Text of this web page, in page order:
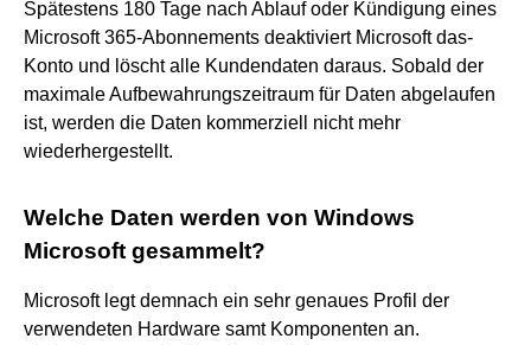
Spätestens 180 Tage nach Ablauf oder Kündigung eines
Microsoft 365-Abonnements deaktiviert Microsoft das-
Konto und löscht alle Kundendaten daraus. Sobald der
maximale Aufbewahrungszeitraum für Daten abgelaufen
ist, werden die Daten kommerziell nicht mehr
wiederhergestellt.
Welche Daten werden von Windows
Microsoft gesammelt?
Microsoft legt demnach ein sehr genaues Profil der
verwendeten Hardware samt Komponenten an.